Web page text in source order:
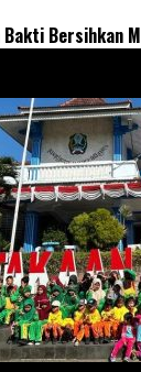
Bakti Bersihkan